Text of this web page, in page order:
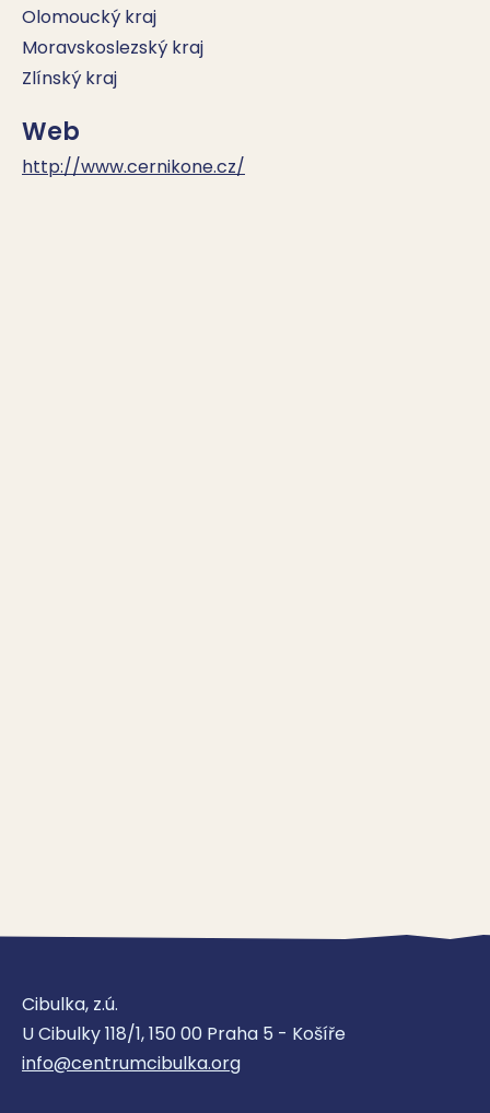
Olomoucký kraj
Moravskoslezský kraj
Zlínský kraj
Web
http://www.cernikone.cz/
Cibulka, z.ú.
U Cibulky 118/1, 150 00 Praha 5 - Košíře
info@centrumcibulka.org